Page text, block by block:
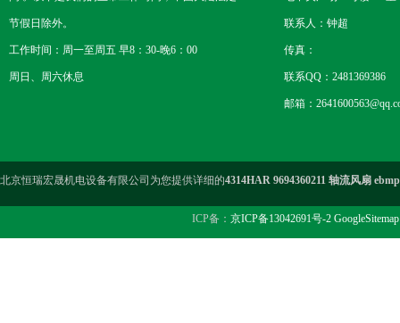
节假日除外。
工作时间：周一至周五 早8：30-晚6：00
周日、周六休息
联系人：钟超
传真：
联系QQ：2481369386
邮箱：
北京恒瑞宏晟机电设备有限公司为您提供详细的4314HAR 9694360211 轴流风扇
ICP备： 京ICP备13042691号-2 GoogleSitemap